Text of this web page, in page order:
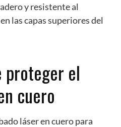
y resistente al
las capas superiores del
proteger el
cuero
láser en cuero para